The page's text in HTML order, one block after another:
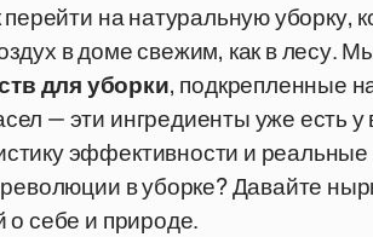
перейти на натуральную уборку,
в доме свежим, как в лесу.
для уборки, подкрепленные
— эти ингредиенты уже есть у
эффективности и
революции в уборке? Давайте
о себе и природе.